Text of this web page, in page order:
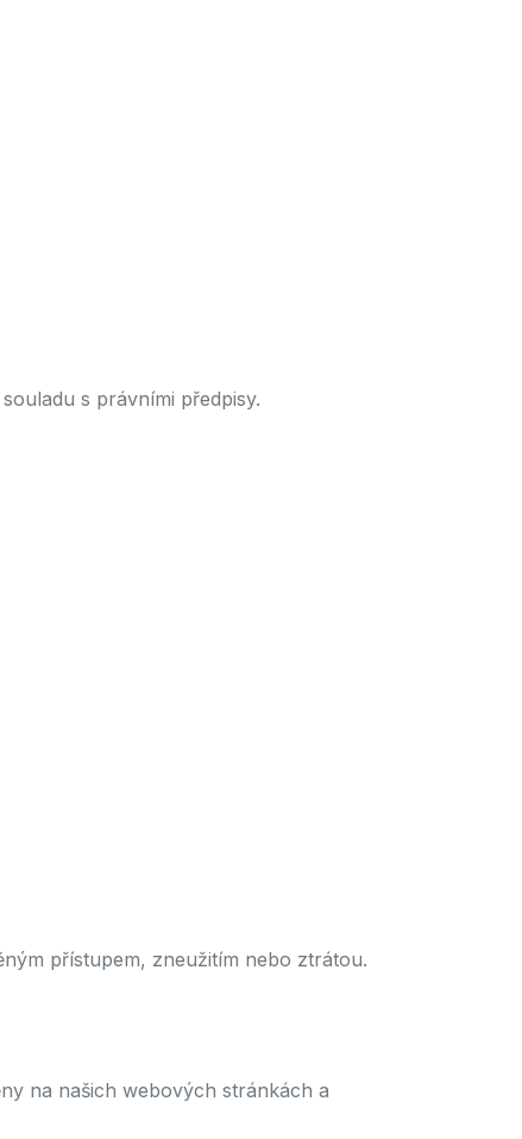
s právními předpisy.
přístupem, zneužitím nebo ztrátou.
na našich webových stránkách a